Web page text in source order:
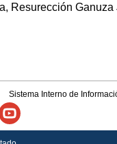
Resurección Ganuza
Sistema Interno de